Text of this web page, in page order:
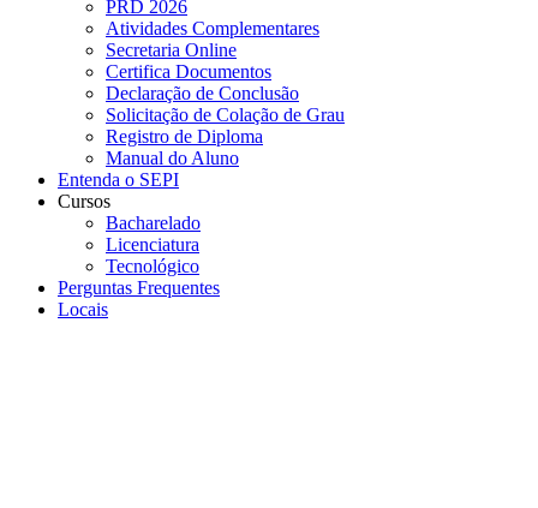
PRD 2026
Atividades Complementares
Secretaria Online
Certifica Documentos
Declaração de Conclusão
Solicitação de Colação de Grau
Registro de Diploma
Manual do Aluno
Entenda o SEPI
Cursos
Bacharelado
Licenciatura
Tecnológico
Perguntas Frequentes
Locais